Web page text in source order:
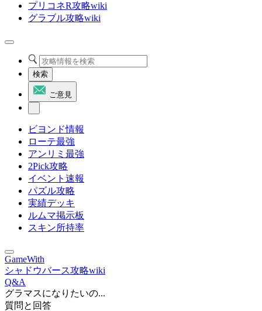
プリコネR攻略wiki
グラブル攻略wiki
検索
ご意見
ビヨンド情報
ローテ最強
アンリミ最強
2Pick攻略
イベント速報
パズル攻略
実績デッキ
ルムマ掲示板
スキン所持率
GameWith
シャドウバース攻略wiki
Q&A
グラマスになりたいの...
質問と回答